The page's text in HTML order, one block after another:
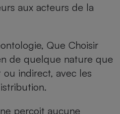
aux acteurs de la
Que Choisir
de quelque nature que
indirect, avec les
perçoit aucune